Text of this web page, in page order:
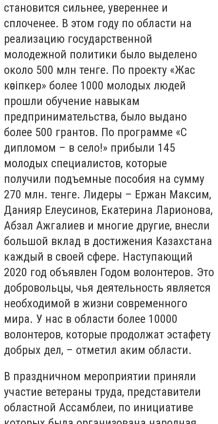
становится сильнее, увереннее и
сплоченее. В этом году по области на
реализацию государственной
молодежной политики было выделено
около 500 млн тенге. По проекту «Жас
кәсіпкер» более 1000 молодых людей
прошли обучение навыкам
предпринимательства, было выдано
более 500 грантов. По программе «С
дипломом – в село!» прибыли 145
молодых специалистов, которые
получили подъемные пособия на сумму
270 млн. тенге. Лидеры – Ержан Максим,
Данияр Елеусинов, Екатерина Ларионова,
Абзал Ажгалиев и многие другие, внесли
большой вклад в достижения Казахстана
каждый в своей сфере. Наступающий
2020 год объявлен Годом волонтеров. Это
добровольцы, чья деятельность является
необходимой в жизни современного
мира. У нас в области более 10000
волонтеров, которые продолжат эстафету
добрых дел, – отметил аким области.
В праздничном мероприятии приняли
участие ветераны труда, представители
областной Ассамблеи, по инициативе